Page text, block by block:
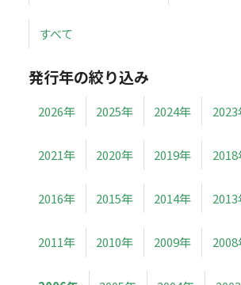
すべて
発行年の絞り込み
2026年 2025年 2024年 2023
2021年 2020年 2019年 2018
2016年 2015年 2014年 2013
2011年 2010年 2009年 2008